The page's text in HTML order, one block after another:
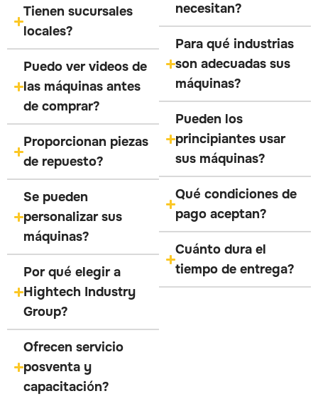
Tienen sucursales
locales?
Puedo ver videos de
las máquinas antes
de comprar?
Proporcionan piezas
de repuesto?
Se pueden
personalizar sus
máquinas?
Por qué elegir a
Hightech Industry
Group?
Ofrecen servicio
posventa y
capacitación?
necesitan?
Para qué industrias
son adecuadas sus
máquinas?
Pueden los
principiantes usar
sus máquinas?
Qué condiciones de
pago aceptan?
Cuánto dura el
tiempo de entrega?